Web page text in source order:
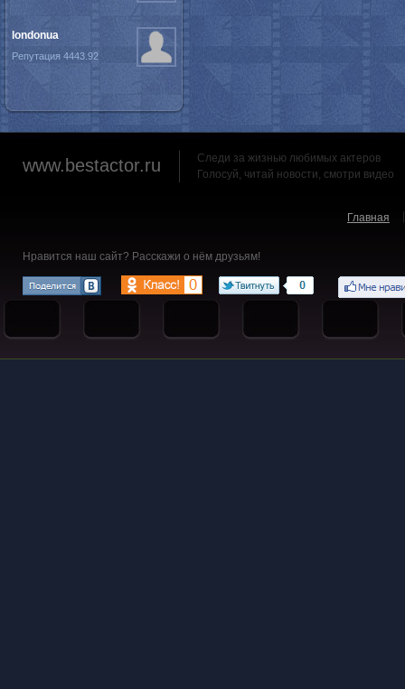
londonua
Репутация 4443.92
www.bestactor.ru
Следи за жизнью любимых актеров
Голосуй, читай новости, смотри видео
Главная
Нравится наш сайт? Расскажи о нём друзьям!